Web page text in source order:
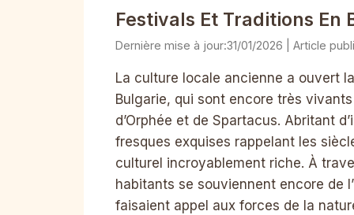
Festivals Et Traditions En
31/01/2026
La culture locale ancienne a ouvert
Bulgarie, qui sont encore très
d’Orphée et de Spartacus. Abritant
fresques exquises rappelant les
culturel incroyablement riche. À
habitants se souviennent encore de
faisaient appel aux forces de la